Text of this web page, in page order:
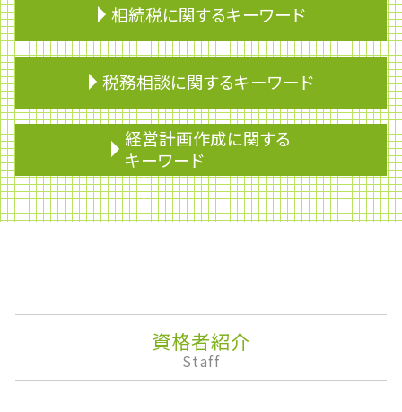
相続税に関するキーワード
準確定申告 還付 期限
相続税 債務控除
相続税 配偶者控除
相続欠格
小規模宅地等の特例 わかりやすく
不動産の名義変更
準確定申告 書き方
準確定申告 しなくていい人
相続分
税務相談に関するキーワード
銀行融資 審査
財形貯蓄 いくら
税理士 乗り換え
青色申告
税務申告
法人税 申告期限
確定申告 不動産所得
経営計画作成に関する
キーワード
ライフプランニング
決算
安定配当
株価算定
資格者紹介
Staff